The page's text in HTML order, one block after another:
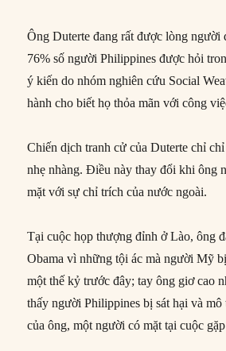
Ông Duterte đang rất được lòng người
76% số người Philippines được hỏi
ý kiến do nhóm nghiên cứu Social
hành cho biết họ thỏa mãn với công
Chiến dịch tranh cử của Duterte chỉ
nhẹ nhàng. Điều này thay đổi khi ông
mặt với sự chỉ trích của nước ngoài.
Tại cuộc họp thượng đỉnh ở Lào, ông
Obama vì những tội ác mà người Mỹ
một thế kỷ trước đây; tay ông giơ cao
thấy người Philippines bị sát hại và
của ông, một người có mặt tại cuộc